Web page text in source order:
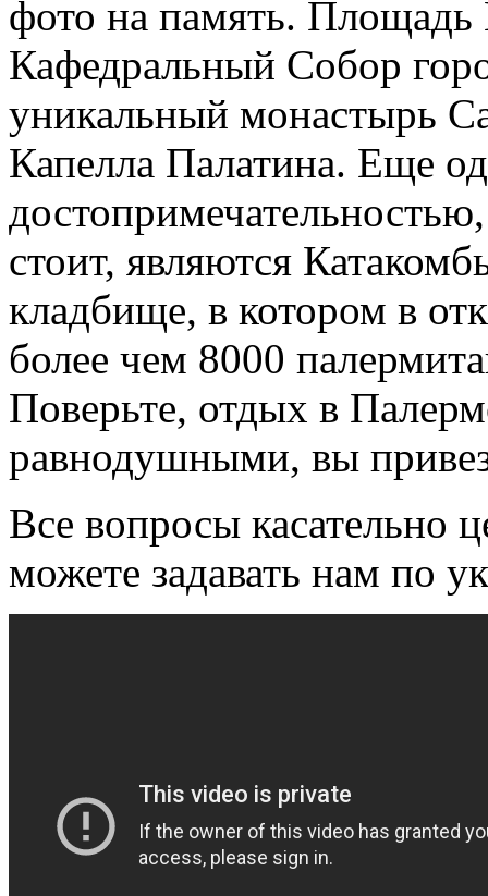
фото на память.
Кафедральный Собор
уникальный монастырь
Капелла Палатина. Еще
стоит, являются
кладбище, в котором в
более чем 8000
Поверьте, отдых в
равнодушными, вы
Все вопросы касательно
можете задавать нам по